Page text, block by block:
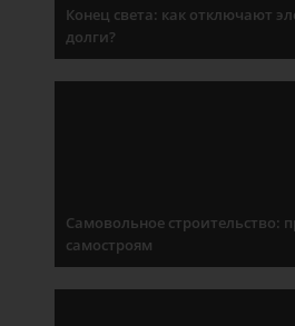
Конец света: как отключают
долги?
Самовольное строительство:
самостроям